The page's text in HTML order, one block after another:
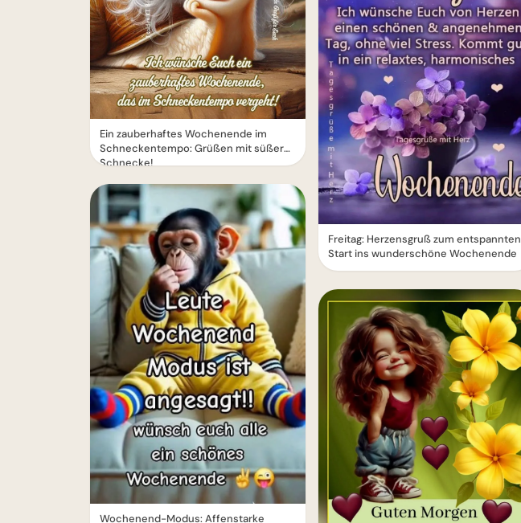
Ein zauberhaftes Wochenende im
Schneckentempo: Grüßen mit süßer
Schnecke!
Wochenend-Modus: Affenstarke
Freitag: Herzensgruß zum entspannten
Start ins wunderschöne Wochenende